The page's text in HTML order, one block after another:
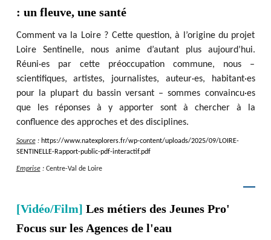
: un fleuve, une santé
Comment va la Loire ? Cette question, à l’origine du projet
Loire Sentinelle, nous anime d’autant plus aujourd’hui.
Réuni·es par cette préoccupation commune, nous –
scientifiques, artistes, journalistes, auteur·es, habitant·es
pour la plupart du bassin versant – sommes convaincu·es
que les réponses à y apporter sont à chercher à la
confluence des approches et des disciplines.
Source: https://www.natexplorers.fr/wp-content/uploads/2025/09/LOIRE-
SENTINELLE-Rapport-public-pdf-interactif.pdf
Emprise: Centre-Val de Loire
[Vidéo/Film] Les métiers des Jeunes Pro'
Focus sur les Agences de l'eau